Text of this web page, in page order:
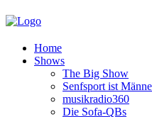
Home
Shows
The Big Show
Senfsport ist
musikradio360
Die Sofa-QBs